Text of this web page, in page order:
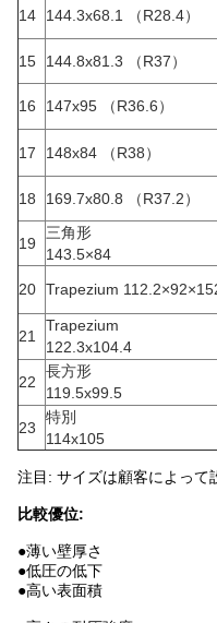
14 144.3x68.1 （R28.4）
15 144.8x81.3 （R37）
16 147x95 （R36.6）
17 148x84 （R38）
18 169.7x80.8 （R37.2）
19
三角形
143.5×84
20 Trapezium
21
Trapezium
122.3x104.4
22
長方形
119.5x99.5
23
特別
114x105
注目: サイズは顧客によって
比較優位:
●薄い壁厚さ
●低圧の低下
●高い表面積